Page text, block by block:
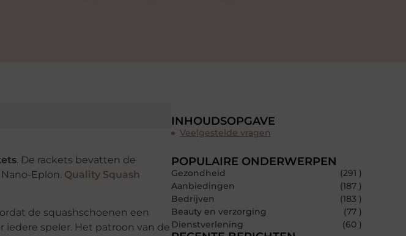
. De rackets bevatten de
Eplon. Quality Squash
de squashschoenen een
speler. Het patroon van de
INHOUDSOPGAVE
Veelgestelde vragen
POPULAIRE ONDERWERPEN
Gezondheid
(291 )
Aanbiedingen
(187 )
Bedrijven
(183 )
Beauty en verzorging
(77 )
Dienstverlening
(60 )